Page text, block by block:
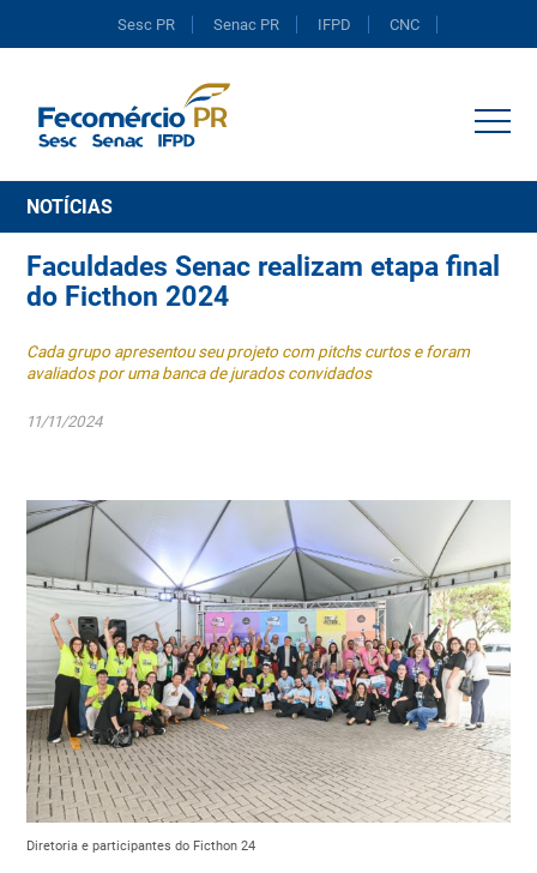
Sesc PR Senac PR IFPD CNC
NOTÍCIAS
Faculdades Senac realizam etapa final
do Ficthon 2024
Cada grupo apresentou seu projeto com pitchs curtos e foram
avaliados por uma banca de jurados convidados
11/11/2024
Diretoria e participantes do Ficthon 24